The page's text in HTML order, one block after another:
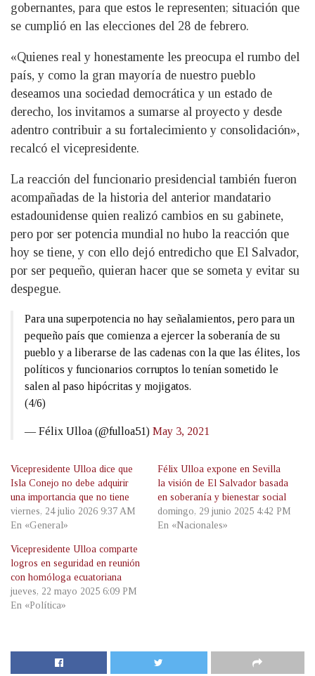
gobernantes, para que estos le representen; situación que
se cumplió en las elecciones del 28 de febrero.
«Quienes real y honestamente les preocupa el rumbo del
país, y como la gran mayoría de nuestro pueblo
deseamos una sociedad democrática y un estado de
derecho, los invitamos a sumarse al proyecto y desde
adentro contribuir a su fortalecimiento y consolidación»,
recalcó el vicepresidente.
La reacción del funcionario presidencial también fueron
acompañadas de la historia del anterior mandatario
estadounidense quien realizó cambios en su gabinete,
pero por ser potencia mundial no hubo la reacción que
hoy se tiene, y con ello dejó entredicho que El Salvador,
por ser pequeño, quieran hacer que se someta y evitar su
despegue.
Para una superpotencia no hay señalamientos, pero para un
pequeño país que comienza a ejercer la soberanía de su
pueblo y a liberarse de las cadenas con la que las élites, los
políticos y funcionarios corruptos lo tenían sometido le
salen al paso hipócritas y mojigatos.
(4/6)
— Félix Ulloa (@fulloa51) May 3, 2021
Vicepresidente Ulloa dice que
Isla Conejo no debe adquirir
una importancia que no tiene
viernes, 24 julio 2026 9:37 AM
En «General»
Félix Ulloa expone en Sevilla
la visión de El Salvador basada
en soberanía y bienestar social
domingo, 29 junio 2025 4:42 PM
En «Nacionales»
Vicepresidente Ulloa comparte
logros en seguridad en reunión
con homóloga ecuatoriana
jueves, 22 mayo 2025 6:09 PM
En «Política»